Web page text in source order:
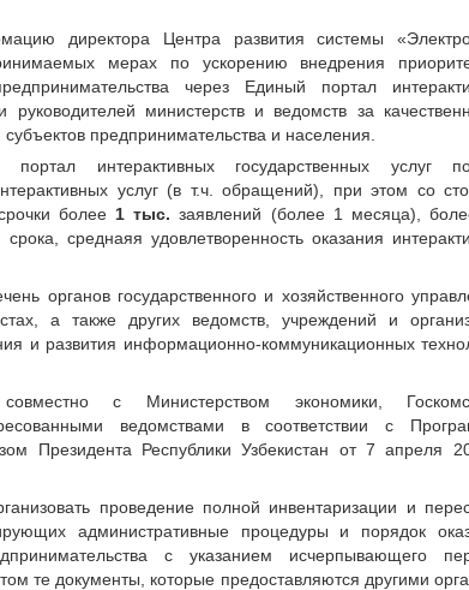
директора Центра развития системы
мерах по ускорению внедрения
через Единый портал
руководителей министерств и ведомств за
предпринимательства и населения.
интерактивных государственных услуг
услуг (в т.ч. обращений), при этом со
более 1 тыс. заявлений (более 1 месяца),
среднаяя удовлетворенность оказания
органов государственного и хозяйственного
а также других ведомств, учреждений и
и развития информационно-коммуникационных
с Министерством экономики,
ведомствами в соответствии с
Президента Республики Узбекистан от 7 апреля
проведение полной инвентаризации и
административные процедуры и порядок
с указанием исчерпывающего
те документы, которые предоставляются другими